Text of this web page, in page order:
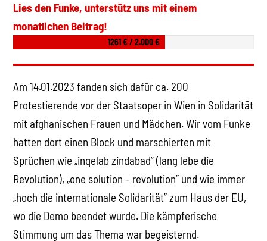
Lies den Funke, unterstütz uns mit einem
monatlichen Beitrag!
1261 € / 2.000 €
Am 14.01.2023 fanden sich dafür ca. 200
Protestierende vor der Staatsoper in Wien in Solidarität
mit afghanischen Frauen und Mädchen. Wir vom Funke
hatten dort einen Block und marschierten mit
Sprüchen wie „inqelab zindabad” (lang lebe die
Revolution), „one solution – revolution” und wie immer
„hoch die internationale Solidarität” zum Haus der EU,
wo die Demo beendet wurde. Die kämpferische
Stimmung um das Thema war begeisternd.